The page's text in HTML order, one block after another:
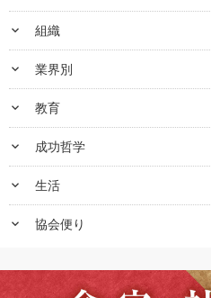
keyboard_arrow_down 組織
keyboard_arrow_down 業界別
keyboard_arrow_down 教育
keyboard_arrow_down 成功哲学
keyboard_arrow_down 生活
keyboard_arrow_down 協会便り